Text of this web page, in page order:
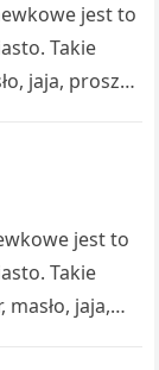
jest to
Takie
jaja, proszek
jest to
Takie
jaja,